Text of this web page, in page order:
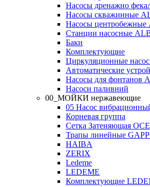
Насосы дренажно
Насосы скважинные
Насосы центробежные
Станции насосные
Баки
Комплектующие
Циркуляционные
Автоматические
Насосы для фонтанов
Насоси паливний
00_МОЙКИ нержавеющие
05 Насос
Корневая группа
Сетка Затеняющая
Трапы линейные
HAIBA
ZERIX
Ledeme
LEDEME
Комплектующие